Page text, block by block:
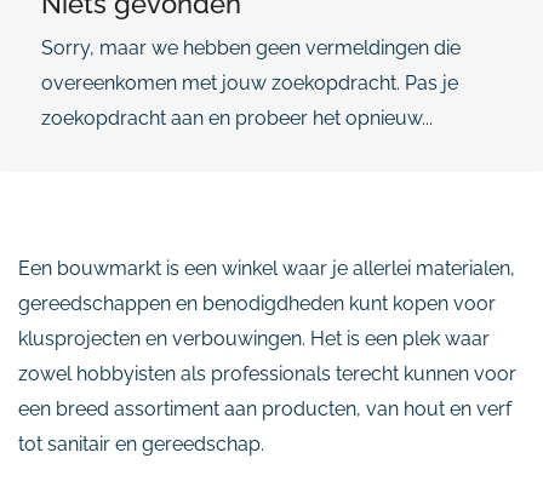
Sorry, maar we hebben geen vermeldingen die
overeenkomen met jouw zoekopdracht. Pas je
zoekopdracht aan en probeer het opnieuw...
Een bouwmarkt is een winkel waar je allerlei materialen,
gereedschappen en benodigdheden kunt kopen voor
klusprojecten en verbouwingen. Het is een plek waar
zowel hobbyisten als professionals terecht kunnen voor
een breed assortiment aan producten, van hout en verf
tot sanitair en gereedschap.